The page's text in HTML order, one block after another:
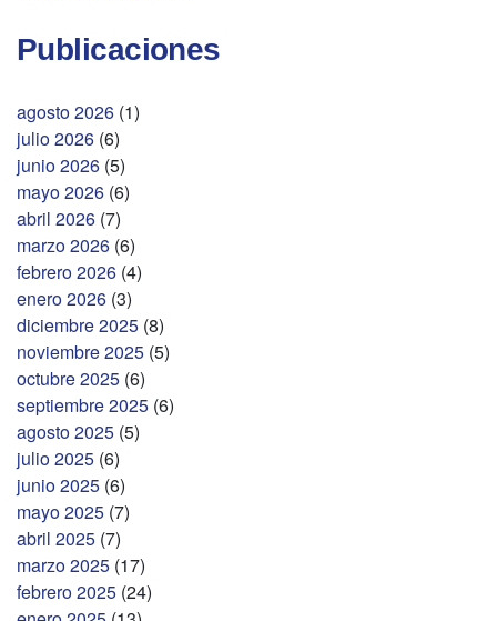
Publicaciones
agosto 2026 (1)
julio 2026 (6)
junio 2026 (5)
mayo 2026 (6)
abril 2026 (7)
marzo 2026 (6)
febrero 2026 (4)
enero 2026 (3)
diciembre 2025 (8)
noviembre 2025 (5)
octubre 2025 (6)
septiembre 2025 (6)
agosto 2025 (5)
julio 2025 (6)
junio 2025 (6)
mayo 2025 (7)
abril 2025 (7)
marzo 2025 (17)
febrero 2025 (24)